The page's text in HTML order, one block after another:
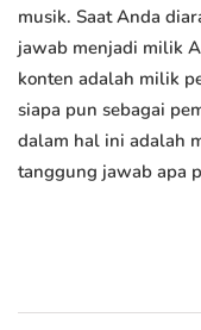
musik. Saat Anda
jawab menjadi milik
konten adalah milik
siapa pun sebagai
dalam hal ini adalah
tanggung jawab apa